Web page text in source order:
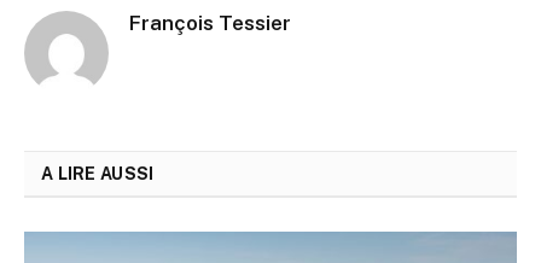
François Tessier
A LIRE AUSSI